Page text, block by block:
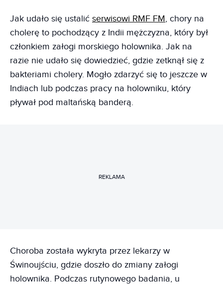
Jak udało się ustalić serwisowi RMF FM, chory na
cholerę to pochodzący z Indii mężczyzna, który był
członkiem załogi morskiego holownika. Jak na
razie nie udało się dowiedzieć, gdzie zetknął się z
bakteriami cholery. Mogło zdarzyć się to jeszcze w
Indiach lub podczas pracy na holowniku, który
pływał pod maltańską banderą.
REKLAMA
Choroba została wykryta przez lekarzy w
Świnoujściu, gdzie doszło do zmiany załogi
holownika. Podczas rutynowego badania, u